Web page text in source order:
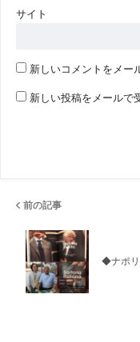
サイト
新しいコメントをメー
新しい投稿をメールで
前の記事
◆ナポリ